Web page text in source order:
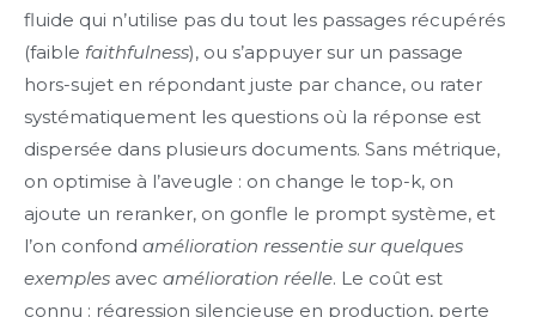
fluide qui n’utilise pas du tout les passages récupérés
(faible faithfulness), ou s’appuyer sur un passage
hors-sujet en répondant juste par chance, ou rater
systématiquement les questions où la réponse est
dispersée dans plusieurs documents. Sans métrique,
on optimise à l’aveugle : on change le top-k, on
ajoute un reranker, on gonfle le prompt système, et
l’on confond amélioration ressentie sur quelques
exemples avec amélioration réelle. Le coût est
connu : régression silencieuse en production, perte